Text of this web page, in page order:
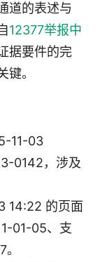
道的表述与
12377举报中
据要件的完
。
11-03
0142，涉及
14:22 的页面
01-05、支